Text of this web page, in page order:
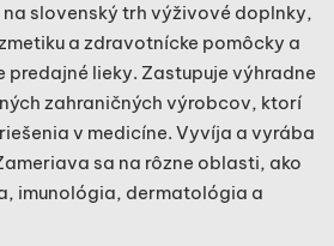
slovenský trh výživové doplnky,
a zdravotnícke pomôcky a
predajné lieky. Zastupuje výhradne
zahraničných výrobcov, ktorí
v medicíne. Vyvíja a vyrába
sa na rôzne oblasti, ako
imunológia, dermatológia a